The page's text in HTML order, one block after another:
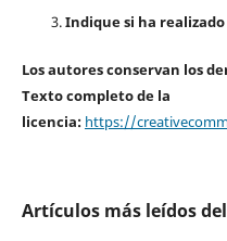
Indique si ha
Los autores conservan los
Texto completo de la
licencia: https://
Artículos más leídos